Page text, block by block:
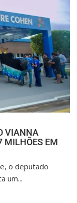
VIANNA
MILHÕES EM
o deputado
um...